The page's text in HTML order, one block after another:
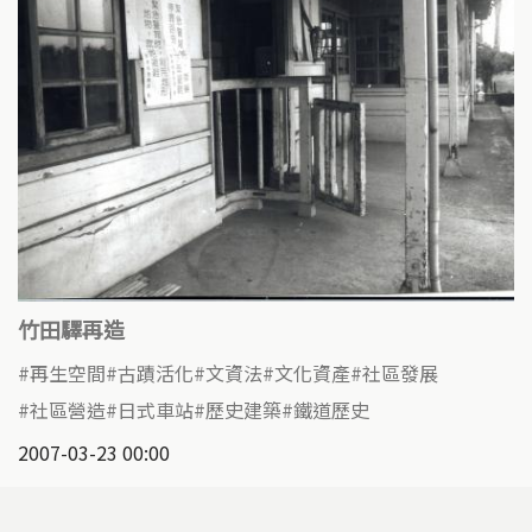
竹田驛再造
再生空間 古蹟活化 文資法 文化資產 社區發展
社區營造 日式車站 歷史建築 鐵道歷史
2007-03-23 00:00